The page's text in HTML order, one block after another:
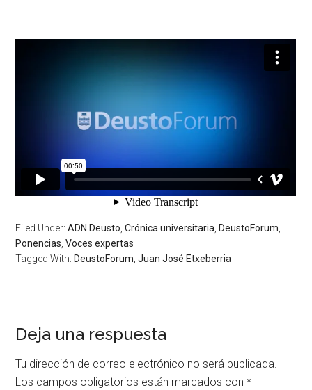
Filed Under:ADN Deusto,Crónica universitaria, DeustoForum,
Ponencias,Voces expertas
Tagged With: DeustoForum,Juan José Etxeberria
Deja una respuesta
Tu dirección de correo electrónico no será publicada.
Los campos obligatorios están marcados con*